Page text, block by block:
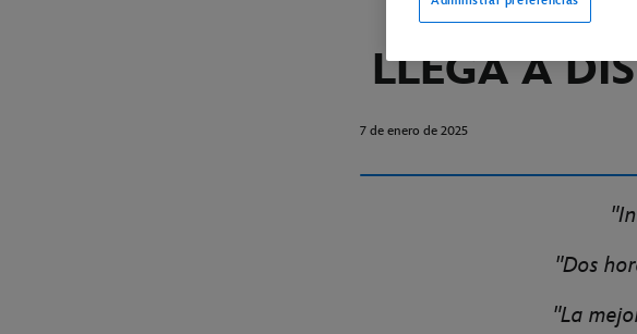
DE 20TH
LLEGA A
7 de enero de 2025
"Dos
"La